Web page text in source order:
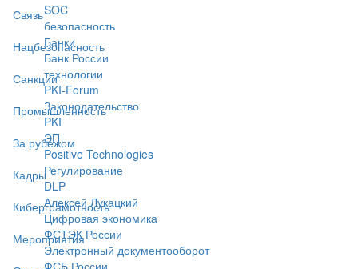
Связь
Нацбезопасность
Санкции
Промышленность
За рубежом
Кадры
Киберграмотность
Мероприятия
SOC
безопасность
Банки
Банк России
технологии
PKI-Forum
Законодательство
PKI
ЭП
Positive Technologies
Регулирование
DLP
Алексей Лукацкий
Цифровая экономика
ФСТЭК России
Электронный документооборот
ФСБ России